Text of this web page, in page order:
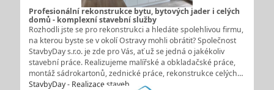
Profesionální rekonstrukce bytu, bytových jader i celých
domů - komplexní stavební služby
Rozhodli jste se pro rekonstrukci a hledáte spolehlivou firmu,
na kterou byste se v okolí Ostravy mohli obrátit? Společnost
StavbyDay s.r.o. je zde pro Vás, ať už se jedná o jakékoliv
stavební práce. Realizujeme malířské a obkladačské práce,
montáž sádrokartonů, zednické práce, rekonstrukce celých…
StavbyDay - Realizace staveb